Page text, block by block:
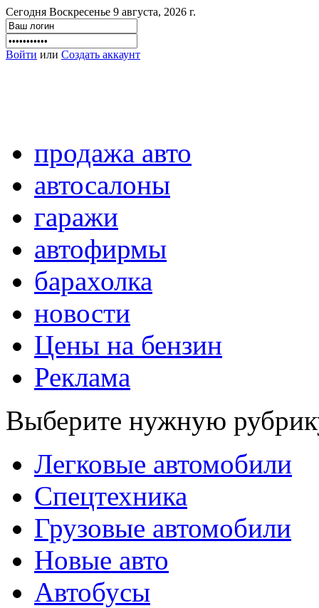
Сегодня Воскресенье 9 августа, 2026 г.
Войти или Создать аккаунт
продажа авто
автосалоны
гаражи
автофирмы
барахолка
новости
Цены на бензин
Реклама
Выберите нужную
Легковые автомобили
Спецтехника
Грузовые автомобили
Новые авто
Автобусы